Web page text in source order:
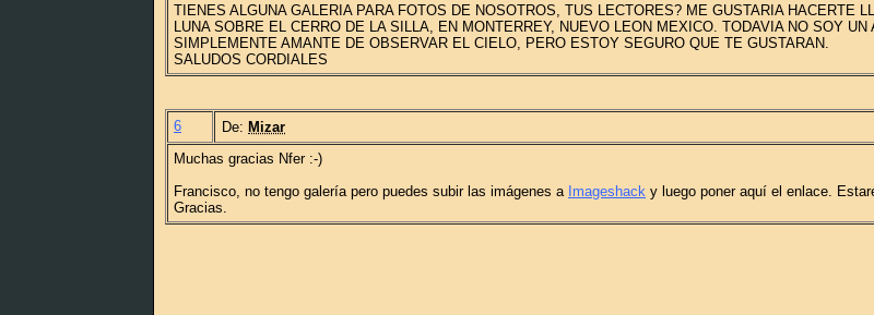
TIENES ALGUNA GALERIA PARA FOTOS DE NOSOTROS, TUS LECTORES? ME GUSTARIA HACERTE
LUNA SOBRE EL CERRO DE LA SILLA, EN MONTERREY, NUEVO LEON MEXICO. TODAVIA NO SOY UN
SIMPLEMENTE AMANTE DE OBSERVAR EL CIELO, PERO ESTOY SEGURO QUE TE GUSTARAN.
SALUDOS CORDIALES
6 De: Mizar
Muchas gracias Nfer :-)
Francisco, no tengo galería pero puedes subir las imágenes a Imageshack y luego poner aquí el enlace.
Gracias.